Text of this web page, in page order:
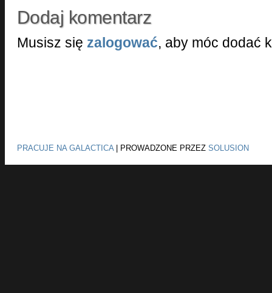
Dodaj komentarz
Musisz się zalogować, aby móc dodać
PRACUJE NA GALACTICA| PROWADZONE PRZEZ SOLUSION